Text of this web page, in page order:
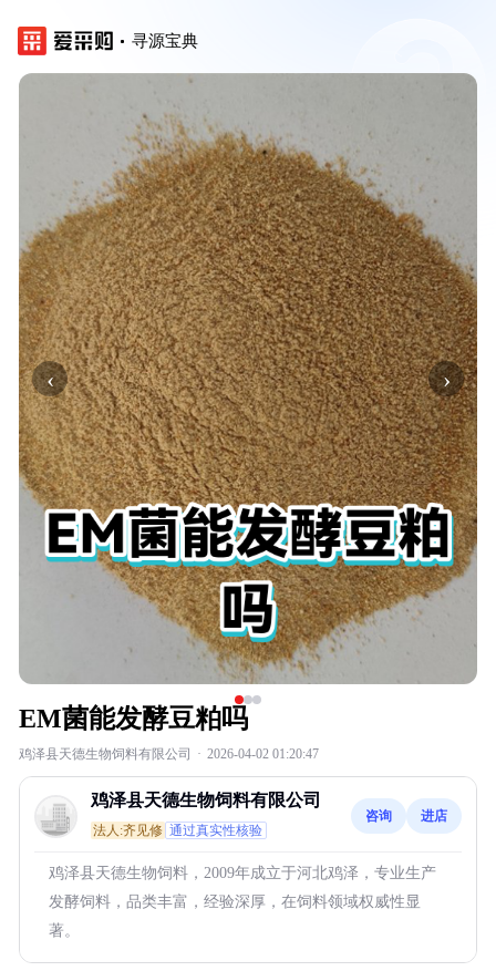
寻源宝典
‹ ›
EM菌能发酵豆粕吗
鸡泽县天德生物饲料有限公司 · 2026-04-02 01:20:47
鸡泽县天德生物饲料有限公司
法人:齐见修 通过真实性核验
咨询 进店
鸡泽县天德生物饲料，2009年成立于河北鸡泽，专业生产
发酵饲料，品类丰富，经验深厚，在饲料领域权威性显
著。